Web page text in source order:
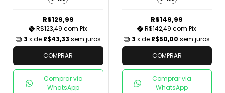
R$129,99
R$123,49com Pix
3 x de R$43,33 sem juros
COMPRAR
Comprar via
WhatsApp
R$149,99
R$142,49com Pix
3 x de R$50,00 sem juros
COMPRAR
Comprar via
WhatsApp